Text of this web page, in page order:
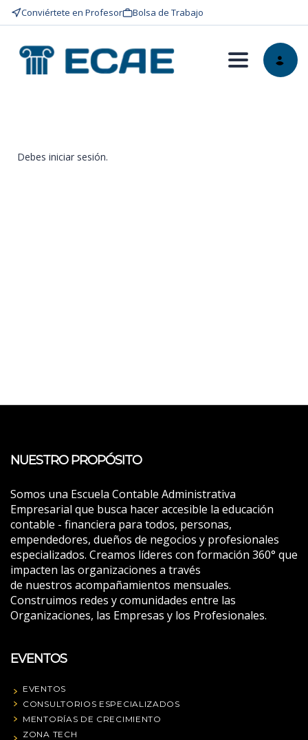
Conviértete en Profesor Bolsa de Trabajo
Toggle
Debes iniciar sesión.
NUESTRO PROPÓSITO
Somos una Escuela Contable Administrativa
Empresarial que busca hacer accesible la educación
contable - financiera para todos, personas,
empendedores, dueños de negocios y profesionales
especializados. Creamos líderes con formación 360° que
impacten las organizaciones a través
de nuestros acompañamientos mensuales.
Construimos redes y comunidades entre las
Organizaciones, las Empresas y los Profesionales.
EVENTOS
EVENTOS
CONSULTORIOS ESPECIALIZADOS
MENTORÍAS DE CRECIMIENTO
ZONA TECH